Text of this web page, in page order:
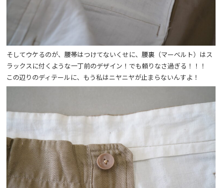
そしてウケるのが、腰帯はつけてないくせに、腰裏（マーベルト）はス
ラックスに付くような一丁前のデザイン！でも頼りなさ過ぎる！！！
この辺りのディテールに、もう私はニヤニヤが止まらないんすよ！